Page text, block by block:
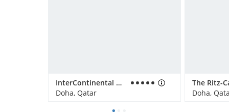
InterContinental Doha Beach & Spa
Doha, Qatar
Doha,